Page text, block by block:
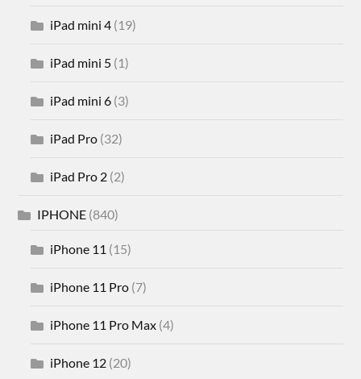
iPad mini 4 (19)
iPad mini 5 (1)
iPad mini 6 (3)
iPad Pro (32)
iPad Pro 2 (2)
IPHONE (840)
iPhone 11 (15)
iPhone 11 Pro (7)
iPhone 11 Pro Max (4)
iPhone 12 (20)